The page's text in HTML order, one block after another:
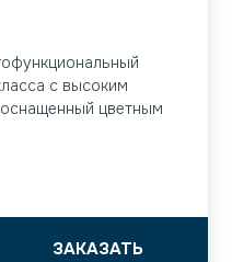
с высоким
цветным
ЗАКАЗАТЬ